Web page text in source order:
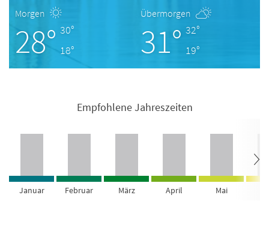
Morgen
28° 30°
18°
Übermorgen
31° 32°
19°
Empfohlene Jahreszeiten
Januar Februar März April Mai